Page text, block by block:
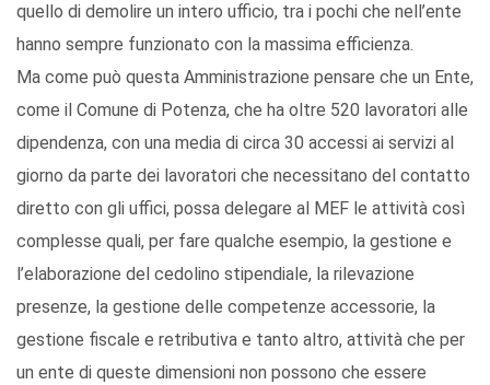
quello di demolire un intero ufficio, tra i pochi che nell’ente
hanno sempre funzionato con la massima efficienza.
Ma come può questa Amministrazione pensare che un Ente,
come il Comune di Potenza, che ha oltre 520 lavoratori alle
dipendenza, con una media di circa 30 accessi ai servizi al
giorno da parte dei lavoratori che necessitano del contatto
diretto con gli uffici, possa delegare al MEF le attività così
complesse quali, per fare qualche esempio, la gestione e
l’elaborazione del cedolino stipendiale, la rilevazione
presenze, la gestione delle competenze accessorie, la
gestione fiscale e retributiva e tanto altro, attività che per
un ente di queste dimensioni non possono che essere